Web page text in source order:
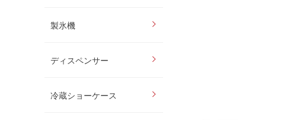
製氷機
ディスペンサー
冷蔵ショーケース